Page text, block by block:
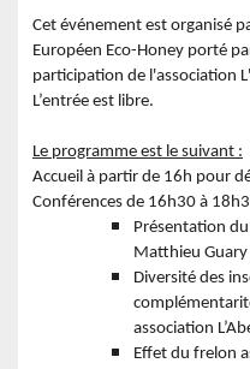
Cet événement est organisé
Européen Eco-Honey porté
participation de l'association
L’entrée est libre.
Le programme est le suivant :
Accueil à partir de 16h pour
Conférences de 16h30 à
Présentation
Matthieu
Diversité des
association
Effet du frelon